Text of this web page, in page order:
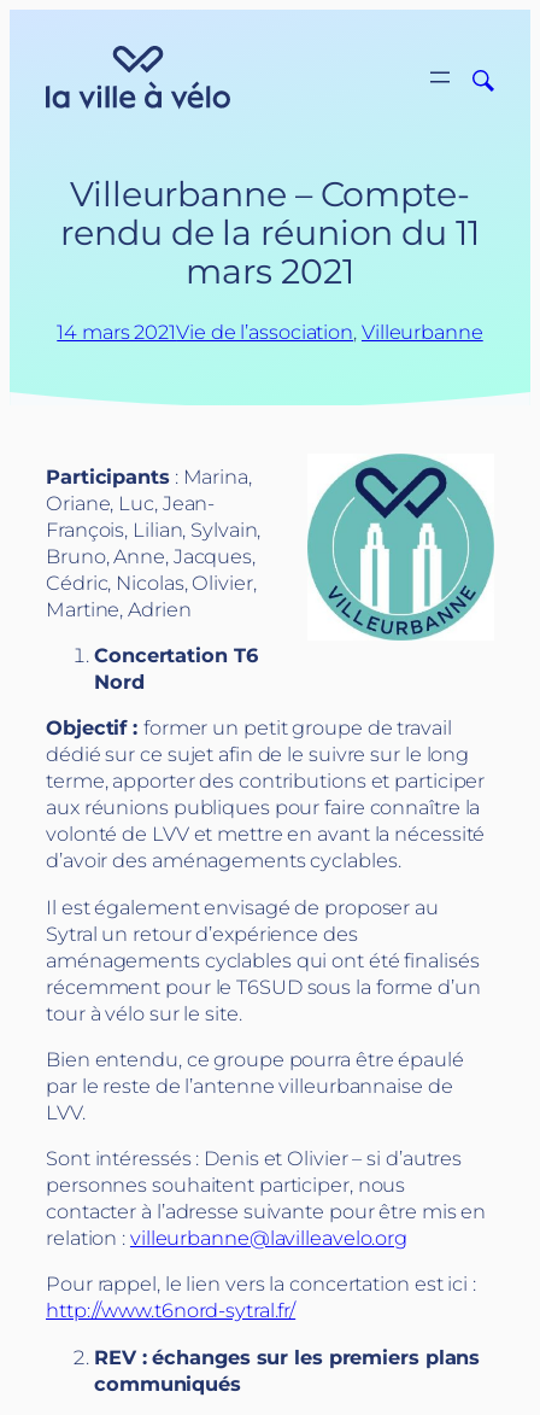
Villeurbanne – Compte-
rendu de la réunion du 11
mars 2021
14 mars 2021Vie de l’association, Villeurbanne
Participants: Marina,
Oriane, Luc, Jean-
François, Lilian, Sylvain,
Bruno, Anne, Jacques,
Cédric, Nicolas, Olivier,
Martine, Adrien
Concertation T6
Nord
Objectif : former un petit groupe de travail
dédié sur ce sujet afin de le suivre sur le long
terme, apporter des contributions et participer
aux réunions publiques pour faire connaître la
volonté de LVV et mettre en avant la nécessité
d’avoir des aménagements cyclables.
Il est également envisagé de proposer au
Sytral un retour d’expérience des
aménagements cyclables qui ont été finalisés
récemment pour le T6SUD sous la forme d’un
tour à vélo sur le site.
Bien entendu, ce groupe pourra être épaulé
par le reste de l’antenne villeurbannaise de
LVV.
Sont intéressés : Denis et Olivier – si d’autres
personnes souhaitent participer, nous
contacter à l’adresse suivante pour être mis en
relation : villeurbanne@lavilleavelo.org
Pour rappel, le lien vers la concertation est ici :
http://www.t6nord-sytral.fr/
REV : échanges sur les premiers plans
communiqués